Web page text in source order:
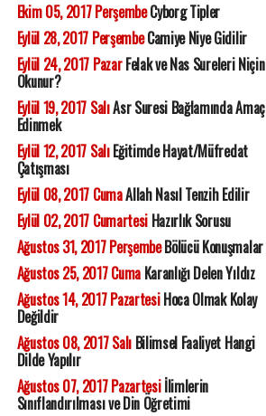
Ekim 05, 2017 PerşembeCyborg Tipler
Eylül 28, 2017 PerşembeCamiye Niye Gidilir
Eylül 24, 2017 PazarFelak ve Nas Sureleri Niçin
Okunur?
Eylül 19, 2017 SalıAsr Suresi Bağlamında Amaç
Edinmek
Eylül 12, 2017 SalıEğitimde Hayat/Müfredat
Çatışması
Eylül 08, 2017 CumaAllah Nasıl Tenzih Edilir
Eylül 02, 2017 CumartesiHazırlık Sorusu
Ağustos 31, 2017 PerşembeBölücü Konuşmalar
Ağustos 25, 2017 CumaKaranlığı Delen Yıldız
Ağustos 14, 2017 PazartesiHoca Olmak Kolay
Değildir
Ağustos 08, 2017 SalıBilimsel Faaliyet Hangi
Dilde Yapılır
Ağustos 07, 2017 Pazartesiİlimlerin
Sınıflandırılması ve Din Öğretimi